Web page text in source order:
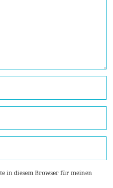
in diesem Browser für meinen